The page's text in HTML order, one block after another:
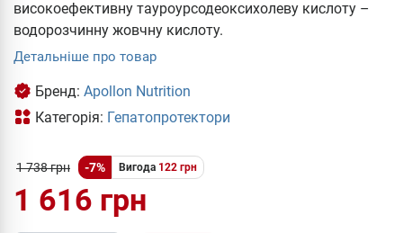
високоефективну тауроурсодеоксихолеву кислоту –
водорозчинну жовчну кислоту.
Детальніше про товар
Бренд: Apollon Nutrition
Категорія: Гепатопротектори
1 738 грн -7% Вигода 122 грн
1 616 грн